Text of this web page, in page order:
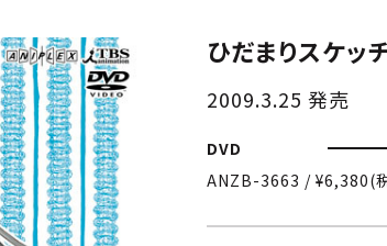
ひだまりスケ
2009.3.25 発売
DVD
ANZB-3663 / ¥6,380(